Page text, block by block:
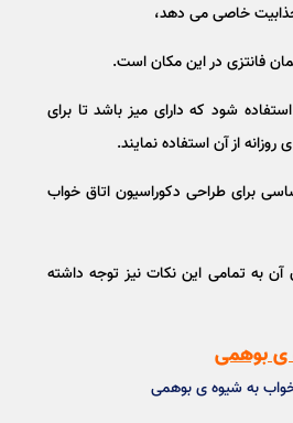
خاصی می دهد،
فانتزی در این مکان است.
شود که دارای میز باشد تا برای
از آن استفاده نمایند.
برای طراحی دکوراسیون اتاق خواب
آن به تمامی این نکات نیز توجه داشته
ی بوهمی